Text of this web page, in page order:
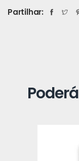
Partilhar: